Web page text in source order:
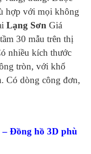
hợp với mọi không
Lạng Sơn Giá
30 mẫu trên thị
nhiều kích thước
tròn, với khổ
Có dòng công đơn,
Đồng hồ 3D phù